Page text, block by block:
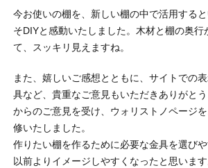
今お使いの棚を、新しい棚の中で活用する
そDIYと感動いたしました。木材と棚の奥行
て、スッキリ見えますね。
また、嬉しいご感想とともに、サイトでの
具など、貴重なご意見もいただきありがと
からのご意見を受け、ウォリストノページ
修いたしました。
作りたい棚を作るために必要な金具を選び
以前よりイメージしやすくなったと思いま